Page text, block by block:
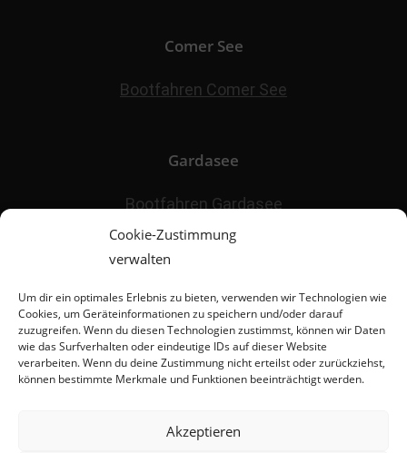
Cookie-Zustimmung
verwalten
Um dir ein optimales Erlebnis zu bieten, verwenden wir Technologien wie
Cookies, um Geräteinformationen zu speichern und/oder darauf
zuzugreifen. Wenn du diesen Technologien zustimmst, können wir Daten
wie das Surfverhalten oder eindeutige IDs auf dieser Website
verarbeiten. Wenn du deine Zustimmung nicht erteilst oder zurückziehst,
können bestimmte Merkmale und Funktionen beeinträchtigt werden.
Akzeptieren
Comer See
Bootfahren Comer See
Gardasee
Bootfahren Gardasee
Seekarte Gardasee
Sonstiges
Eismeister
Skifahren Schwarzwald
Maschinenverleih Offenburg